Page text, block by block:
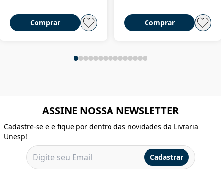
Comprar Comprar
ASSINE NOSSA NEWSLETTER
Cadastre-se e e fique por dentro das novidades da Livraria
Unesp!
Cadastrar